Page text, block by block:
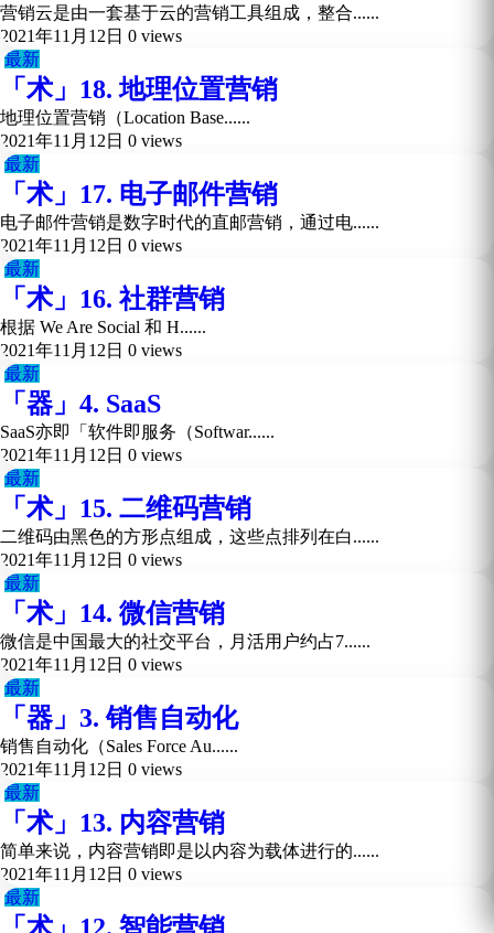
营销云是由一套基于云的营销工具组成，整合......
2021年11月12日 0 views
最新
「术」18. 地理位置营销
地理位置营销（Location Base......
2021年11月12日 0 views
最新
「术」17. 电子邮件营销
电子邮件营销是数字时代的直邮营销，通过电......
2021年11月12日 0 views
最新
「术」16. 社群营销
根据 We Are Social 和 H......
2021年11月12日 0 views
最新
「器」4. SaaS
SaaS亦即「软件即服务（Softwar......
2021年11月12日 0 views
最新
「术」15. 二维码营销
二维码由黑色的方形点组成，这些点排列在白......
2021年11月12日 0 views
最新
「术」14. 微信营销
微信是中国最大的社交平台，月活用户约占7......
2021年11月12日 0 views
最新
「器」3. 销售自动化
销售自动化（Sales Force Au......
2021年11月12日 0 views
最新
「术」13. 内容营销
简单来说，内容营销即是以内容为载体进行的......
2021年11月12日 0 views
最新